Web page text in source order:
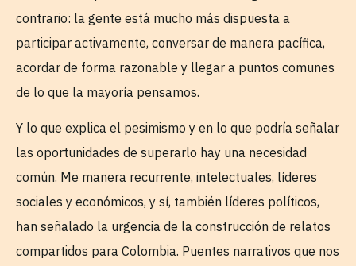
contrario: la gente está mucho más dispuesta a
participar activamente, conversar de manera pacífica,
acordar de forma razonable y llegar a puntos comunes
de lo que la mayoría pensamos.
Y lo que explica el pesimismo y en lo que podría señalar
las oportunidades de superarlo hay una necesidad
común. Me manera recurrente, intelectuales, líderes
sociales y económicos, y sí, también líderes políticos,
han señalado la urgencia de la construcción de relatos
compartidos para Colombia. Puentes narrativos que nos